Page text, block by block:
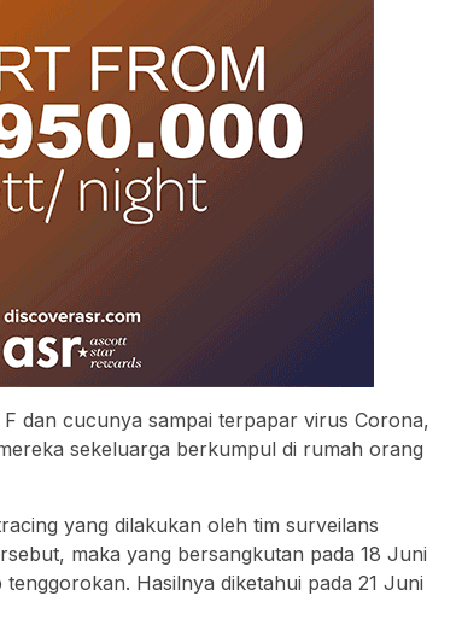
dan cucunya sampai terpapar virus Corona,
sekeluarga berkumpul di rumah orang
yang dilakukan oleh tim surveilans
maka yang bersangkutan pada 18 Juni
Hasilnya diketahui pada 21 Juni